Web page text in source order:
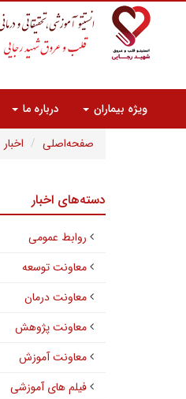
ویژه بیماران درباره ما
صفحه‌اصلی
اخبار
دسته‌های اخبار
روابط عمومی
معاونت توسعه
معاونت درمان
معاونت پژوهش
معاونت آموزش
فیلم های آموزشی